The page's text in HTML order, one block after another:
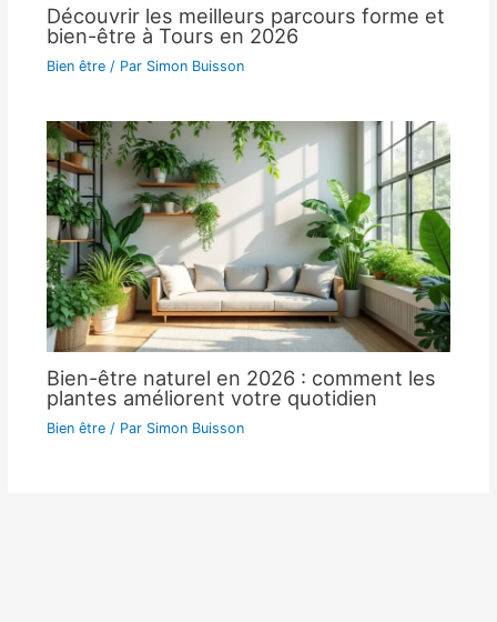
Découvrir les meilleurs parcours forme et
bien-être à Tours en 2026
Bien être/ Par Simon Buisson
Bien-être naturel en 2026 : comment les
plantes améliorent votre quotidien
Bien être/ Par Simon Buisson